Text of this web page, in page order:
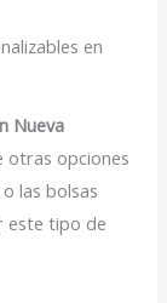
en
Nueva
otras opciones
las bolsas
este tipo de